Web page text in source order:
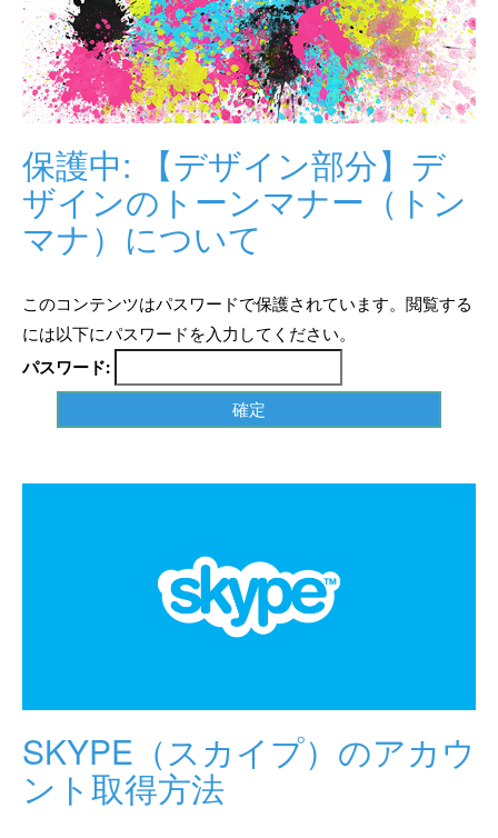
保護中: 【デザイン部分】デ
ザインのトーンマナー（トン
マナ）について
このコンテンツはパスワードで保護されています。閲覧する
には以下にパスワードを入力してください。
パスワード:
SKYPE（スカイプ）のアカウ
ント取得方法